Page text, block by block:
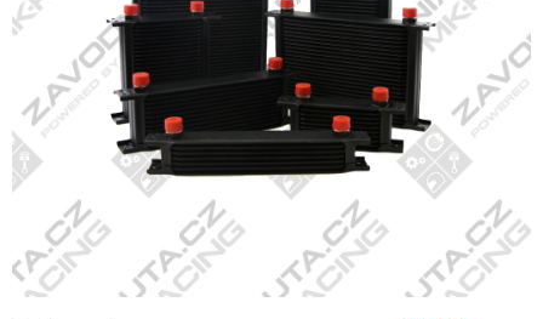
FANOUŠCI
Profil
firmy
Obchodní
podmínky
Doprava